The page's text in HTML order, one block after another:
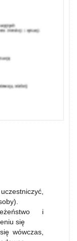
i
się
wówczas,